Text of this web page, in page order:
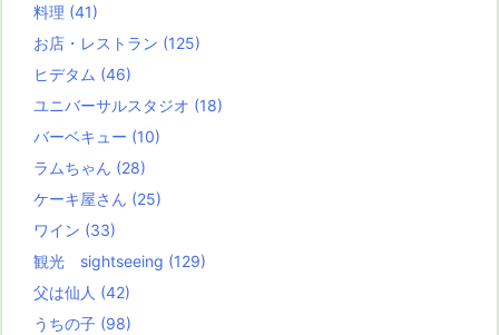
料理 (41)
お店・レストラン (125)
ヒデタム (46)
ユニバーサルスタジオ (18)
バーベキュー (10)
ラムちゃん (28)
ケーキ屋さん (25)
ワイン (33)
観光 sightseeing (129)
父は仙人 (42)
うちの子 (98)